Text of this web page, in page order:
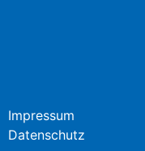
Impressum
Datenschutz